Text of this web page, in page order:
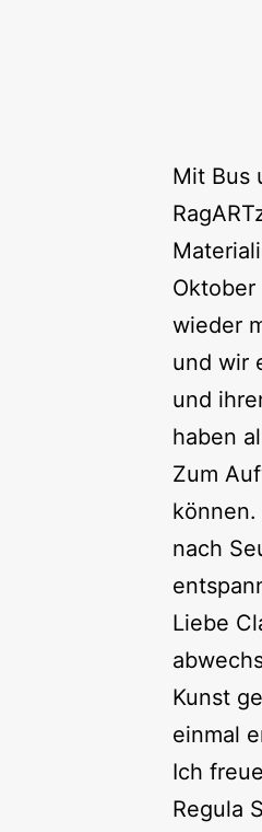
Mit Bus
Oktober
wieder
und wir
und
haben
Zum
nach
Liebe
Kunst
einmal
Ich
Regula